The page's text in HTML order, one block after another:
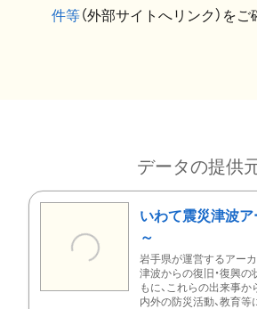
件等（外部サイトへリンク）をご
データの提供
いわて震災津波
～
岩手県が運営するアー
津波からの復旧・復興の
もに、これらの出来事
内外の防災活動、教育等